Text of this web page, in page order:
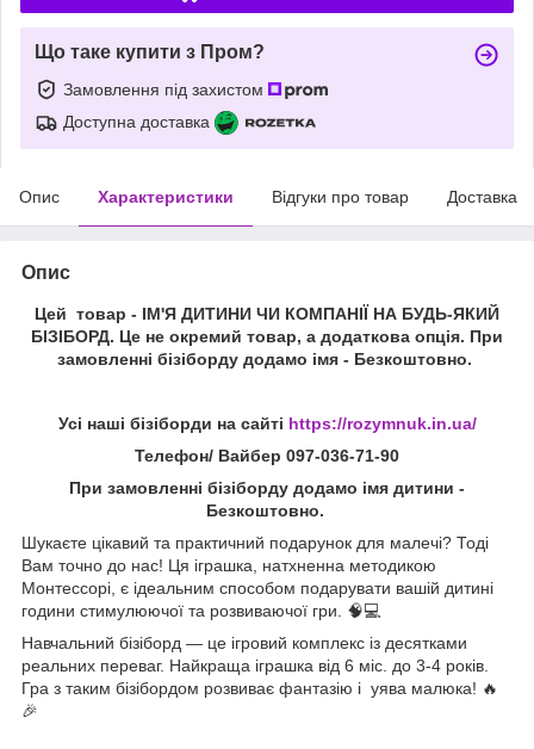
Що таке купити з Пром?
Замовлення під захистом
Доступна доставка
Опис Характеристики Відгуки про товар Доставка
Опис
Цей товар - ІМ'Я ДИТИНИ ЧИ КОМПАНІЇ НА БУДЬ-ЯКИЙ
БІЗІБОРД. Це не окремий товар, а додаткова опція. При
замовленні бізіборду додамо імя - Безкоштовно.
Усі наші бізіборди на сайті https://rozymnuk.in.ua/
Телефон/ Вайбер 097-036-71-90
При замовленні бізіборду додамо імя дитини -
Безкоштовно.
Шукаєте цікавий та практичний подарунок для малечі? Тоді
Вам точно до нас! Ця іграшка, натхненна методикою
Монтессорі, є ідеальним способом подарувати вашій дитині
години стимулюючої та розвиваючої гри. 🧠💻
Навчальний бізіборд — це ігровий комплекс із десятками
реальних переваг. Найкраща іграшка від 6 міс. до 3-4 років.
Гра з таким бізібордом розвиває фантазію і уява малюка! 🔥
🎉